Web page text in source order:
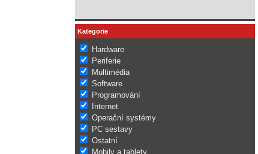
Kategorie
Hardware
Periferie
Multimédia
Software
Programování
Internet
Operační systémy
PC sestavy
Ostatní
Mobily a tablety